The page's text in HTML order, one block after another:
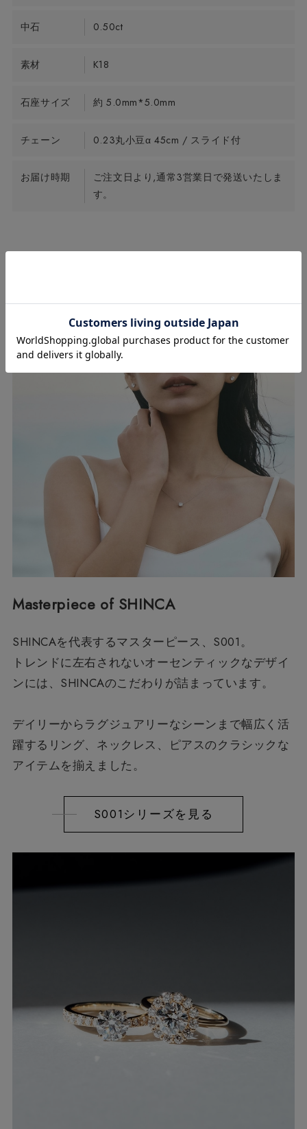
中石 0.50ct
素材 K18
石座サイズ 約 5.0mm*5.0mm
チェーン 0.23丸小豆α 45cm / スライド付
お届け時期
ご注文日より,通常3営業日で発送いたしま
す。
Masterpiece of SHINCA
SHINCAを代表するマスターピース、S001。
トレンドに左右されないオーセンティックなデザイ
ンには、 SHINCAのこだわりが詰まっています。
デイリーからラグジュアリーなシーンまで幅広く活
躍するリング、ネックレス、ピアスのクラシックな
アイテムを揃えました。
S001シリーズを見る